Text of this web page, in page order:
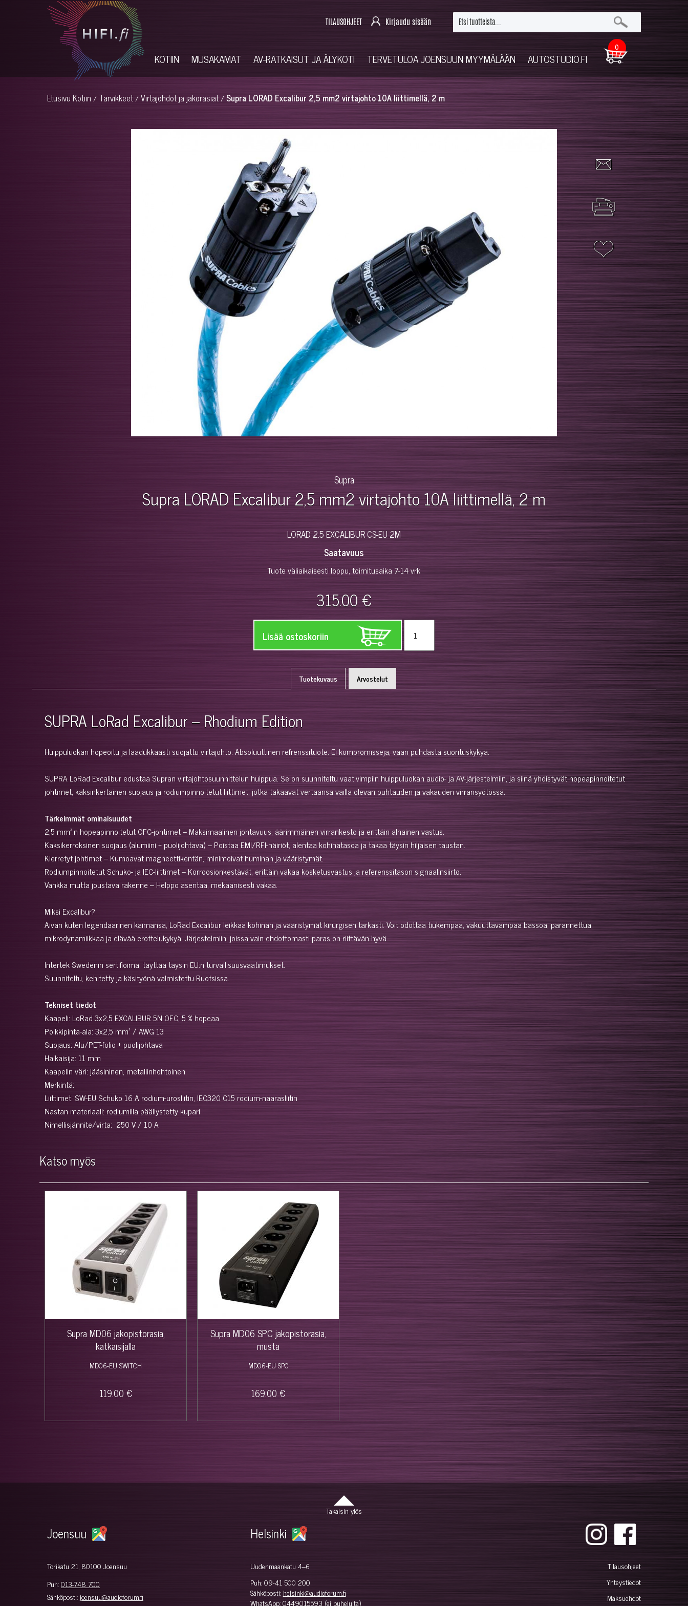
Kirjaudu sisään
TILAUSOHJEET
KOTIIN MUSAKAMAT AV-RATKAISUT JA ÄLYKOTI TERVETULOA JOENSUUN MYYMÄLÄÄN AUTOSTUDIO.FI
0
EtusivuKotiin / Tarvikkeet/ Virtajohdot ja jakorasiat/Supra LORAD Excalibur 2,5 mm2 virtajohto 10A liittimellä, 2 m
Supra
Supra LORAD Excalibur 2,5 mm2 virtajohto 10A liittimellä, 2 m
LORAD 2.5 EXCALIBUR CS-EU 2M
Saatavuus
Tuote väliaikaisesti loppu, toimitusaika 7-14 vrk
315.00 €
Lisää ostoskoriin
Tuotekuvaus Arvostelut
SUPRA LoRad Excalibur – Rhodium Edition
Huippuluokan hopeoitu ja laadukkaasti suojattu virtajohto. Absoluuttinen refrenssituote. Ei kompromisseja, vaan puhdasta suorituskykyä.
SUPRA LoRad Excalibur edustaa Supran virtajohtosuunnittelun huippua. Se on suunniteltu vaativimpiin huippuluokan audio- ja AV-järjestelmiin, ja siinä yhdistyvät hopeapinnoitetut
johtimet, kaksinkertainen suojaus ja rodiumpinnoitetut liittimet, jotka takaavat vertaansa vailla olevan puhtauden ja vakauden virransyötössä.
Tärkeimmät ominaisuudet
2,5 mm²:n hopeapinnoitetut OFC-johtimet – Maksimaalinen johtavuus, äärimmäinen virrankesto ja erittäin alhainen vastus.
Kaksikerroksinen suojaus (alumiini + puolijohtava) – Poistaa EMI/RFI-häiriöt, alentaa kohinatasoa ja takaa täysin hiljaisen taustan.
Kierretyt johtimet – Kumoavat magneettikentän, minimoivat huminan ja vääristymät.
Rodiumpinnoitetut Schuko- ja IEC-liittimet – Korroosionkestävät, erittäin vakaa kosketusvastus ja referenssitason signaalinsiirto.
Vankka mutta joustava rakenne – Helppo asentaa, mekaanisesti vakaa.
Miksi Excalibur?
Aivan kuten legendaarinen kaimansa, LoRad Excalibur leikkaa kohinan ja vääristymät kirurgisen tarkasti. Voit odottaa tiukempaa, vakuuttavampaa bassoa, parannettua
mikrodynamiikkaa ja elävää erottelukykyä. Järjestelmiin, joissa vain ehdottomasti paras on riittävän hyvä.
Intertek Swedenin sertifioima, täyttää täysin EU:n turvallisuusvaatimukset.
Suunniteltu, kehitetty ja käsityönä valmistettu Ruotsissa.
Tekniset tiedot
Kaapeli: LoRad 3x2,5 EXCALIBUR 5N OFC, 5 % hopeaa
Poikkipinta-ala: 3x2,5 mm² / AWG 13
Suojaus: Alu/PET-folio + puolijohtava
Halkaisija: 11 mm
Kaapelin väri: jääsininen, metallinhohtoinen
Merkintä:
Liittimet: SW-EU Schuko 16 A rodium-urosliitin, IEC320 C15 rodium-naarasliitin
Nastan materiaali: rodiumilla päällystetty kupari
Nimellisjännite/virta: 250 V / 10 A
Katso myös
Supra MD06 jakopistorasia,
katkaisijalla
MD06-EU SWITCH
119.00 €
Supra MD06 SPC jakopistorasia,
musta
MD06-EU SPC
169.00 €
Takaisin ylös
Joensuu
Torikatu 21, 80100 Joensuu
Puh:013-748 700
Sähköposti: joensuu@audioforum.fi
Helsinki
Uudenmaankatu 4–6
Puh:09-41 500 200
Sähköposti: helsinki@audioforum.fi
WhatsApp:0449015593 (ei puheluita)
Tilausohjeet
Yhteystiedot
Maksuehdot